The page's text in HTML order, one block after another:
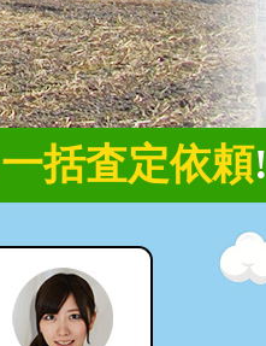
一括査定依頼!